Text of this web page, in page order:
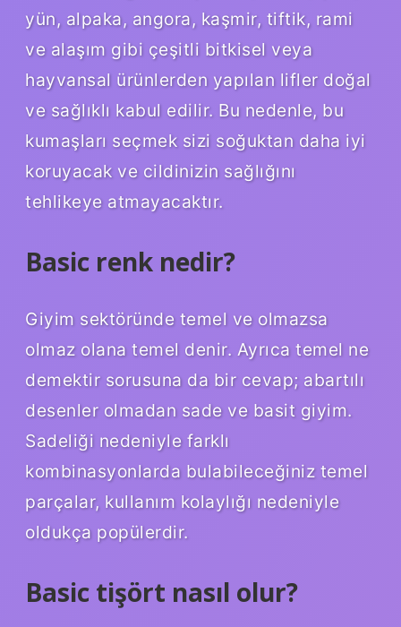
yün, alpaka, angora, kaşmir, tiftik, rami
ve alaşım gibi çeşitli bitkisel veya
hayvansal ürünlerden yapılan lifler doğal
ve sağlıklı kabul edilir. Bu nedenle, bu
kumaşları seçmek sizi soğuktan daha iyi
koruyacak ve cildinizin sağlığını
tehlikeye atmayacaktır.
Basic renk nedir?
Giyim sektöründe temel ve olmazsa
olmaz olana temel denir. Ayrıca temel ne
demektir sorusuna da bir cevap; abartılı
desenler olmadan sade ve basit giyim.
Sadeliği nedeniyle farklı
kombinasyonlarda bulabileceğiniz temel
parçalar, kullanım kolaylığı nedeniyle
oldukça popülerdir.
Basic tişört nasıl olur?